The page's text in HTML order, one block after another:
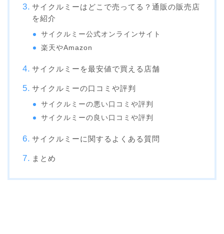
サイクルミーはどこで売ってる？通販の販売店
を紹介
サイクルミー公式オンラインサイト
楽天やAmazon
サイクルミーを最安値で買える店舗
サイクルミーの口コミや評判
サイクルミーの悪い口コミや評判
サイクルミーの良い口コミや評判
サイクルミーに関するよくある質問
まとめ